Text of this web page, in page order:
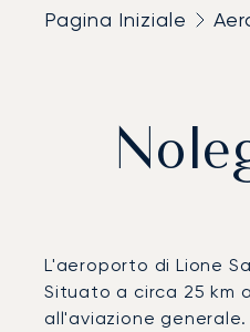
Pagina Iniziale
L'aeroporto di Lione
Situato a circa 25 km
all'aviazione